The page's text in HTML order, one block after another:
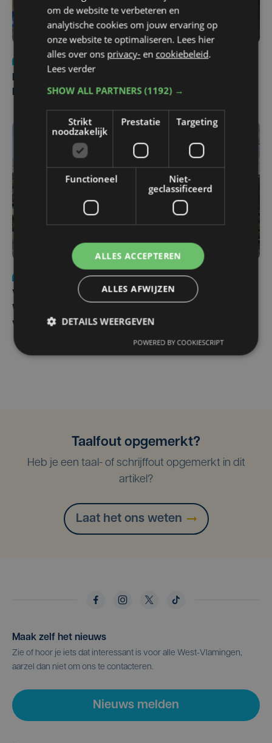
Nieuws
di 4 augustus | 09:32
Pieters Brugge
wo 5 augustus | 11:57
Vier Oostendse gynaecologen versterken dienst in AZ
West, dat ook een nieuwe voltijdse gynaecoloog
verwelkomt
Taalfout opgemerkt?
Heb je een taal- of schrijffout opgemerkt in dit
artikel?
Laat het ons weten
Maak zelf het nieuws
Zie of hoor je iets dat interessant is voor alle West-Vlamingen,
aarzel dan niet om ons te contacteren.
Nieuws melden
om de website te verbeteren en
analytische cookies om jouw ervaring op
onze website te optimaliseren. Lees hier
alles over ons privacy- en cookiebeleid.
Lees verder
SHOW ALL PARTNERS(1192) →
Strikt
noodzakelijk
Prestatie Targeting
Functioneel
Niet-
geclassificeerd
ALLES ACCEPTEREN
ALLES AFWIJZEN
DETAILS WEERGEVEN
POWERED BY COOKIESCRIPT